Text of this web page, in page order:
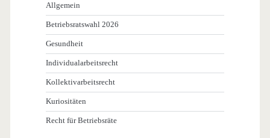
Allgemein
Betriebsratswahl 2026
Gesundheit
Individualarbeitsrecht
Kollektivarbeitsrecht
Kuriositäten
Recht für Betriebsräte